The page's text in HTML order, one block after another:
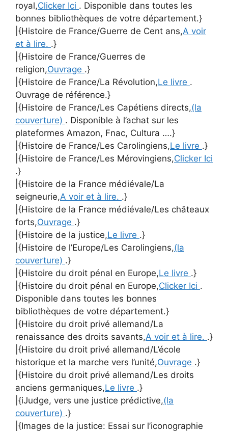
royal,Clicker Ici . Disponible dans toutes les
bonnes bibliothèques de votre département.}
|{Histoire de France/Guerre de Cent ans,A voir
et à lire. .}
|{Histoire de France/Guerres de
religion,Ouvrage .}
|{Histoire de France/La Révolution,Le livre .
Ouvrage de référence.}
|{Histoire de France/Les Capétiens directs,(la
couverture) . Disponible à l’achat sur les
plateformes Amazon, Fnac, Cultura ….}
|{Histoire de France/Les Carolingiens,Le livre .}
|{Histoire de France/Les Mérovingiens,Clicker Ici
.}
|{Histoire de la France médiévale/La
seigneurie,A voir et à lire. .}
|{Histoire de la France médiévale/Les châteaux
forts,Ouvrage .}
|{Histoire de la justice,Le livre .}
|{Histoire de l’Europe/Les Carolingiens,(la
couverture) .}
|{Histoire du droit pénal en Europe,Le livre .}
|{Histoire du droit pénal en Europe,Clicker Ici .
Disponible dans toutes les bonnes
bibliothèques de votre département.}
|{Histoire du droit privé allemand/La
renaissance des droits savants,A voir et à lire. .}
|{Histoire du droit privé allemand/L’école
historique et la marche vers l’unité,Ouvrage .}
|{Histoire du droit privé allemand/Les droits
anciens germaniques,Le livre .}
|{iJudge, vers une justice prédictive,(la
couverture) .}
|{Images de la justice: Essai sur l’iconographie